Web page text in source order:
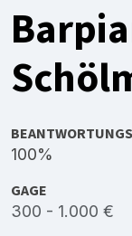
100%
GAGE
300 - 1.000 €